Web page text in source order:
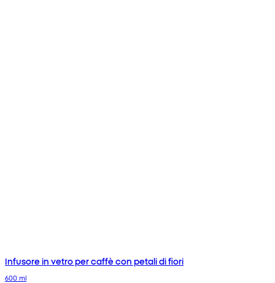
Infusore in vetro per caffè con petali di fiori
600 ml